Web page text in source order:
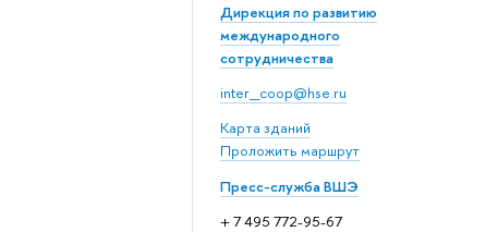
Дирекция по развитию
международного
сотрудничества
inter_coop@hse.ru
Карта зданий
Проложить маршрут
Пресс-служба ВШЭ
+ 7 495 772-95-67